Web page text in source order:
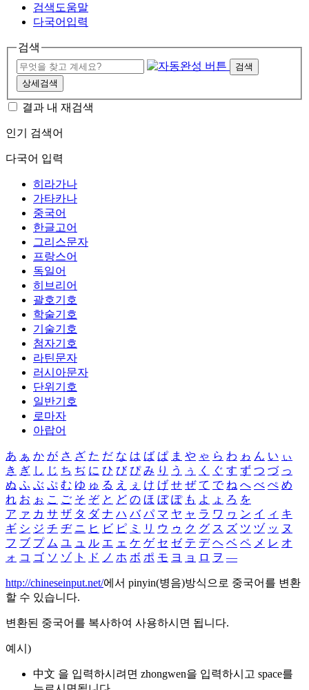
검색도움말
다국어입력
검색
검색
상세검색
결과 내 재검색
인기 검색어
다국어 입력
히라가나
가타카나
중국어
한글고어
그리스문자
프랑스어
독일어
히브리어
괄호기호
학술기호
기술기호
첨자기호
라틴문자
러시아문자
단위기호
일반기호
로마자
아랍어
あ ぁ か が さ ざ た だ な は ば ぱ ま や ゃ ら わ ゎ ん い ぃ
き ぎ し じ ち ぢ に ひ び ぴ み り う ぅ く ぐ す ず つ づ っ
ぬ ふ ぶ ぷ む ゆ ゅ る え ぇ け げ せ ぜ て で ね へ べ ぺ め
れ お ぉ こ ご そ ぞ と ど の ほ ぼ ぽ も よ ょ ろ を
ア ァ カ サ ザ タ ダ ナ ハ バ パ マ ヤ ャ ラ ワ ヮ ン イ ィ キ
ギ シ ジ チ ヂ ニ ヒ ビ ピ ミ リ ウ ゥ ク グ ス ズ ツ ヅ ッ ヌ
フ ブ プ ム ユ ュ ル エ ェ ケ ゲ セ ゼ テ デ ヘ ベ ペ メ レ オ
ォ コ ゴ ソ ゾ ト ド ノ ホ ボ ポ モ ヨ ョ ロ ヲ ―
http://chineseinput.net/에서 pinyin(병음)방식으로 중국어를 변환
할 수 있습니다.
변환된 중국어를 복사하여 사용하시면 됩니다.
예시)
中文 을 입력하시려면 zhongwen을 입력하시고 space를